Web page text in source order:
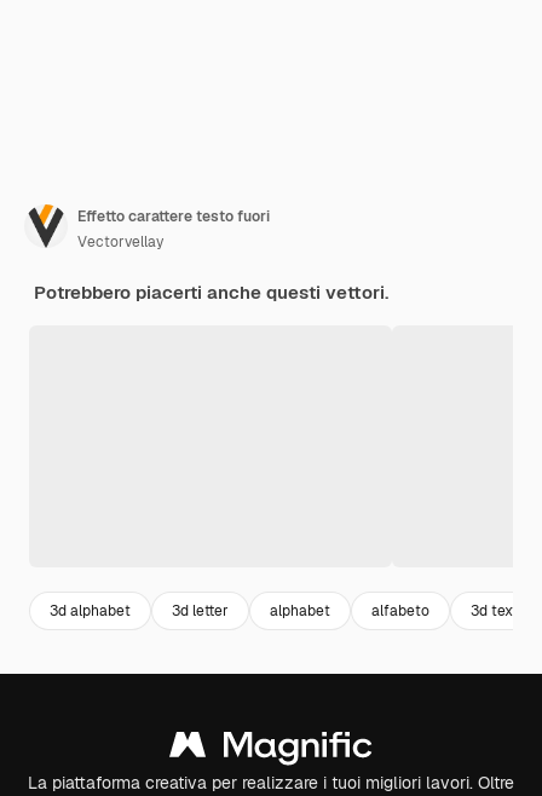
Effetto carattere testo fuori
Vectorvellay
Potrebbero piacerti anche questi vettori.
3d alphabet 3d letter alphabet alfabeto 3d text
La piattaforma creativa per realizzare i tuoi migliori lavori. Oltre